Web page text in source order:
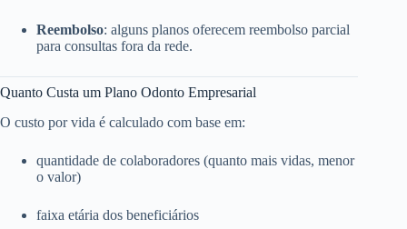
Reembolso: alguns planos oferecem reembolso parcial
para consultas fora da rede.
Quanto Custa um Plano Odonto Empresarial
O custo por vida é calculado com base em:
quantidade de colaboradores (quanto mais vidas, menor
o valor)
faixa etária dos beneficiários